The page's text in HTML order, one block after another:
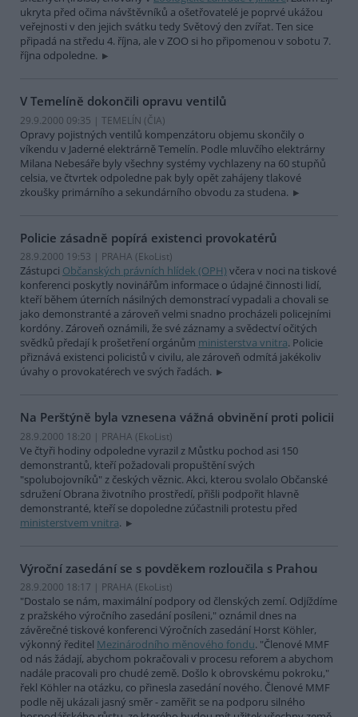
ukryta před očima návštěvníků a ošetřovatelé je poprvé ukážou
veřejnosti v den jejich svátku tedy Světový den zvířat. Ten sice
připadá na středu 4. října, ale v ZOO si ho připomenou v sobotu 7.
října odpoledne.
V Temelíně dokončili opravu ventilů
29.9.2000 09:35 | TEMELÍN (ČIA)
Opravy pojistných ventilů kompenzátoru objemu skončily o
víkendu v Jaderné elektrárně Temelín. Podle mluvčího elektrárny
Milana Nebesáře byly všechny systémy vychlazeny na 60 stupňů
celsia, ve čtvrtek odpoledne pak byly opět zahájeny tlakové
zkoušky primárního a sekundárního obvodu za studena.
Policie zásadně popírá existenci provokatérů
28.9.2000 19:53 | PRAHA (EkoList)
Zástupci Občanských právních hlídek (OPH) včera v noci na tiskové
konferenci poskytly novinářům informace o údajné činnosti lidí,
kteří během úterních násilných demonstrací vypadali a chovali se
jako demonstranté a zároveň velmi snadno procházeli policejními
kordóny. Zároveň oznámili, že své záznamy a svědectví očitých
svědků předají k prošetření orgánům ministerstva vnitra. Policie
přiznává existenci policistů v civilu, ale zároveň odmítá jakékoliv
úvahy o provokatérech ve svých řadách.
Na Perštýně byla vznesena vážná obvinění proti policii
28.9.2000 18:20 | PRAHA (EkoList)
Ve čtyři hodiny odpoledne vyrazil z Můstku pochod asi 150
demonstrantů, kteří požadovali propuštění svých
"spolubojovníků" z českých věznic. Akci, kterou svolalo Občanské
sdružení Obrana životního prostředí, přišli podpořit hlavně
demonstranté, kteří se dopoledne zúčastnili protestu před
ministerstvem vnitra.
Výroční zasedání se s povděkem rozloučila s Prahou
28.9.2000 18:17 | PRAHA (EkoList)
"Dostalo se nám, maximální podpory od členských zemí. Odjíždíme
z pražského výročního zasedání posíleni," oznámil dnes na
závěrečné tiskové konferenci Výročních zasedání Horst Köhler,
výkonný ředitel Mezinárodního měnového fondu. "Členové MMF
od nás žádají, abychom pokračovali v procesu reforem a abychom
nadále pracovali pro chudé země. Došlo k obrovskému pokroku,"
řekl Köhler na otázku, co přinesla zasedání nového. Členové MMF
podle něj ukázali jasný směr - zaměřit se na podporu silného